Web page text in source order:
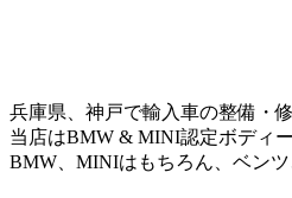
兵庫県、神戸で輸入車の整備・
当店はBMW & MINI認定ボディ
BMW、MINIはもちろん、ベン